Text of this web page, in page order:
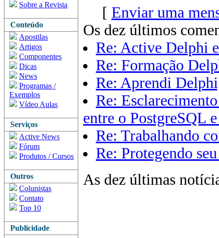
Sobre a Revista
Conteúdo
Apostilas
Artigos
Componentes
Dicas
News
Programas /
Exemplos
Vídeo Aulas
Serviços
Active News
Fórum
Produtos / Cursos
Outros
Colunistas
Contato
Top 10
Publicidade
[ Enviar uma
Os dez últimos
Re: Active Delphi
Re: Formação
Re: Aprendi
Re:
entre o PostgreSQL
Re: Trabalhando
Re: Protegendo
As dez últimas